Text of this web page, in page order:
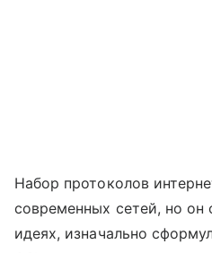
Набор протоколов
современных сетей, но он
идеях, изначально